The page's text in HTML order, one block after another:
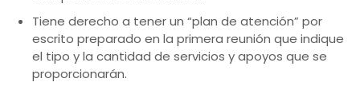
Tiene derecho a tener un “plan de atención” por
escrito preparado en la primera reunión que indique
el tipo y la cantidad de servicios y apoyos que se
proporcionarán.